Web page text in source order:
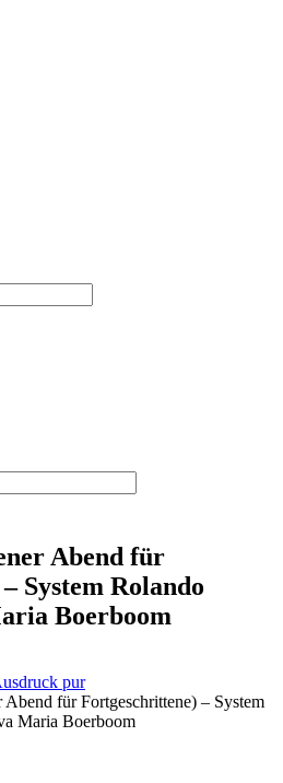
Abend für
System Rolando
Boerboom
pur
für Fortgeschrittene) – System
Maria Boerboom